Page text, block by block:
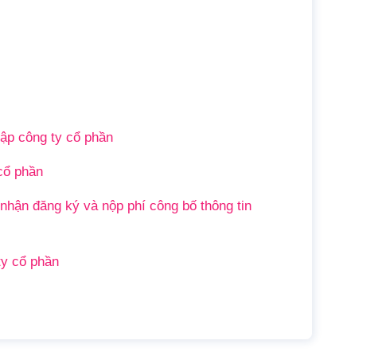
công ty cổ phần
phần
đăng ký và nộp phí công bố thông tin
cổ phần